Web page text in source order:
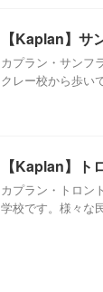
【Kaplan】サ
カプラン・サンフ
クレー校から歩い
【Kaplan】ト
カプラン・トロン
学校です。様々な